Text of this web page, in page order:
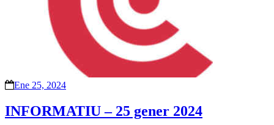
Ene 25, 2024
INFORMATIU – 25 gener 2024